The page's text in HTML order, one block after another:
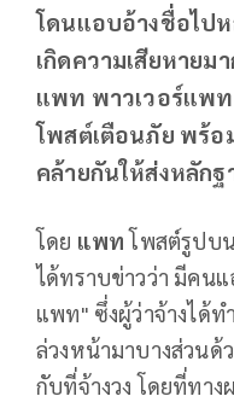
โดนแอบอ้างชื่อไป
เกิดความเสียหายม
แพท พาวเวอร์แพ
โพสต์เตือนภัย พร้อ
คล้ายกันให้ส่งหลัก
โดย แพท โพสต์รูปบ
ได้ทราบข่าวว่า มีคนแ
แพท" ซึ่งผู้ว่าจ้างได้ท
ล่วงหน้ามาบางส่วนด้
กับที่จ้างวง โดยที่ทาง